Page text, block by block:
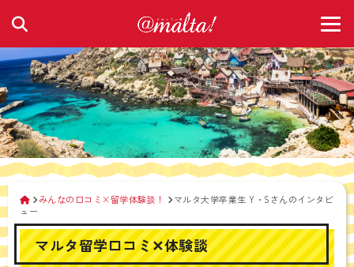
みんなの口コミ×留学体験談！
マルタ大学卒業生 Y・Sさんのインタビ
ュー
マルタ留学口コミ✕体験談